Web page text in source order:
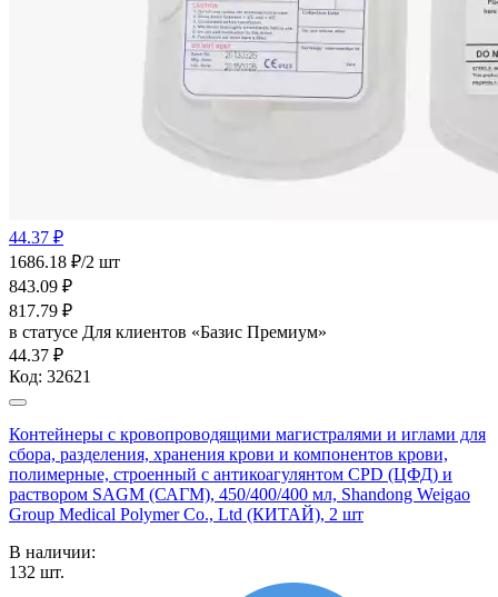
44.37 ₽
1686.18 ₽/2 шт
843.09 ₽
817.79 ₽
в статусе Для клиентов «Базис Премиум»
44.37 ₽
Код: 32621
Контейнеры с кровопроводящими магистралями и иглами для
сбора, разделения, хранения крови и компонентов крови,
полимерные, строенный с антикоагулянтом CPD (ЦФД) и
раствором SAGM (САГМ), 450/400/400 мл, Shandong Weigao
Group Medical Polymer Co., Ltd (КИТАЙ), 2 шт
В наличии:
132 шт.